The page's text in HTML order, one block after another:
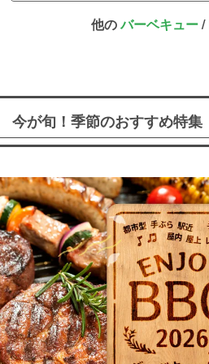
他のバーベキュー/
今が旬！季節のおすすめ特集